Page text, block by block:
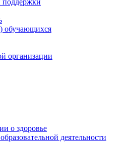
обучающихся
организации
о здоровье
деятельности